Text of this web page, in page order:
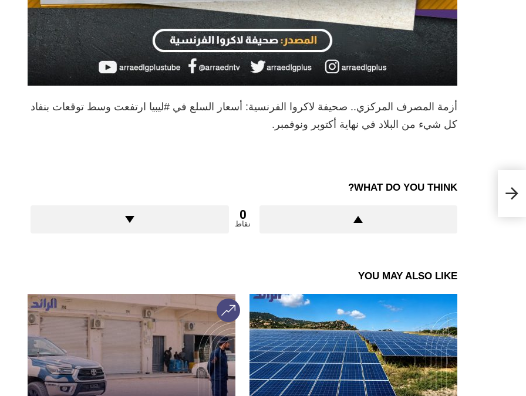
أزمة المصرف المركزي.. صحيفة لاكروا الفرنسية: أسعار السلع في #ليبيا ارتفعت وسط توقعات بنفاد
كل شيء من البلاد في نهاية أكتوبر ونوفمبر.
WHAT DO YOU THINK?
0
نقاط
YOU MAY ALSO LIKE